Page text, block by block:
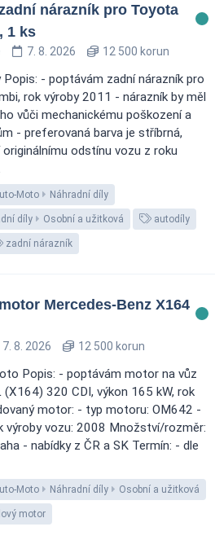
nárazník pro Toyota
1 ks
7. 8. 2026 12 500 korun
- poptávám zadní nárazník pro
rok výroby 2011 - nárazník by měl
vůči mechanickému poškození a
- preferovaná barva je stříbrná,
originálnímu odstínu vozu z roku
Moto Náhradní díly
díly Osobní a užitková autodíly
zadní nárazník
Mercedes-Benz X164
7. 8. 2026 12 500 korun
Popis: - poptávám motor na vůz
320 CDI, výkon 165 kW, rok
motor: - typ motoru: OM642 -
výroby vozu: 2008 Množství/rozměr:
- nabídky z ČR a SK Termín: - dle
Moto Náhradní díly Osobní a užitková
motor